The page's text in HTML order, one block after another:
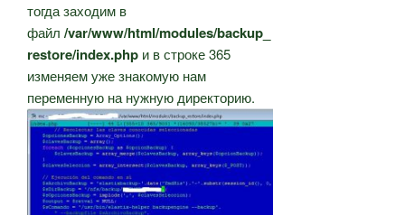
тогда заходим в
файл /var/www/html/modules/backup_
restore/index.php и в строке 365
изменяем уже знакомую нам
переменную на нужную директорию.